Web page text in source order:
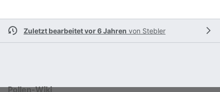
Zuletzt bearbeitet vor 6 Jahren von Stebler
Pollen-Wiki